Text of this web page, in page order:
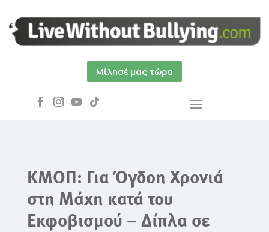
Μίλησέ μας τώρα
ΚΜΟΠ: Για Όγδοη Χρονιά
στη Μάχη κατά του
Εκφοβισμού – Δίπλα σε